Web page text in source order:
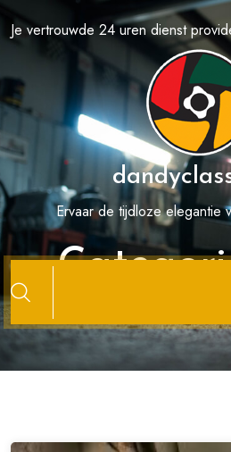
Spring
naar
inhoud
Je vertrouwde 24 uren dienst
Ervaar de tijdloze elegantie